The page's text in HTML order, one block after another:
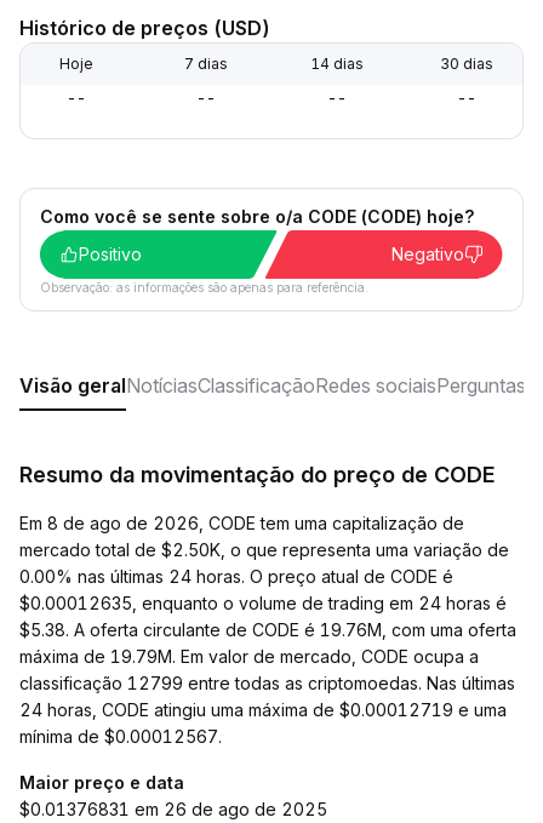
Histórico de preços (USD)
Hoje 7 dias 14 dias 30 dias
-- -- -- --
Como você se sente sobre o/a CODE (CODE) hoje?
Positivo
Negativo
Observação: as informações são apenas para referência.
Visão geralNotíciasClassificaçãoRedes sociaisPerguntas
Resumo da movimentação do preço de CODE
Em 8 de ago de 2026, CODE tem uma capitalização de
mercado total de $2.50K, o que representa uma variação de
0.00% nas últimas 24 horas. O preço atual de CODE é
$0.00012635, enquanto o volume de trading em 24 horas é
$5.38. A oferta circulante de CODE é 19.76M, com uma oferta
máxima de 19.79M. Em valor de mercado, CODE ocupa a
classificação 12799 entre todas as criptomoedas. Nas últimas
24 horas, CODE atingiu uma máxima de $0.00012719 e uma
mínima de $0.00012567.
Maior preço e data
$0.01376831 em 26 de ago de 2025